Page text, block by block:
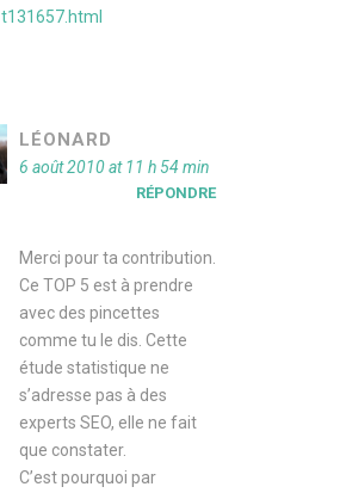
t131657.html
LÉONARD
6 août 2010 at 11 h 54 min
RÉPONDRE
Merci pour ta contribution.
Ce TOP 5 est à prendre
avec des pincettes
comme tu le dis. Cette
étude statistique ne
s’adresse pas à des
experts SEO, elle ne fait
que constater.
C’est pourquoi par